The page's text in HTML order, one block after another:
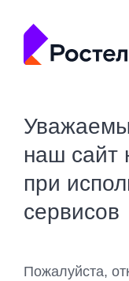
наш сайт
при
сервисов
Пожалуйста,